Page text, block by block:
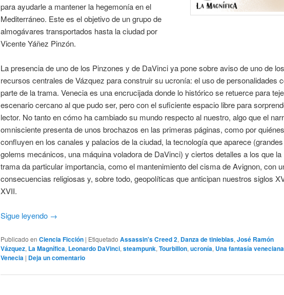
para ayudarle a mantener la hegemonía en el
Mediterráneo. Este es el objetivo de un grupo de
almogávares transportados hasta la ciudad por
Vicente Yáñez Pinzón.
La presencia de uno de los Pinzones y de DaVinci ya pone sobre aviso de uno de los
recursos centrales de Vázquez para construir su ucronía: el uso de personalidades
parte de la trama. Venecia es una encrucijada donde lo histórico se retuerce para
escenario cercano al que pudo ser, pero con el suficiente espacio libre para
lector. No tanto en cómo ha cambiado su mundo respecto al nuestro, algo que el
omnisciente presenta de unos brochazos en las primeras páginas, como por quiénes
confluyen en los canales y palacios de la ciudad, la tecnología que aparece (grandes
golems mecánicos, una máquina voladora de DaVinci) y ciertos detalles a los que la
trama da particular importancia, como el mantenimiento del cisma de Avignon, con
consecuencias religiosas y, sobre todo, geopolíticas que anticipan nuestros siglos
XVII.
Sigue leyendo →
Publicado en Ciencia Ficción | Etiquetado Assassin's Creed 2, Danza de tinieblas, José Ramón
Vázquez, La Magnífica, Leonardo DaVinci, steampunk, Tourbillon, ucronía, Una fantasía veneciana
Venecia | Deja un comentario